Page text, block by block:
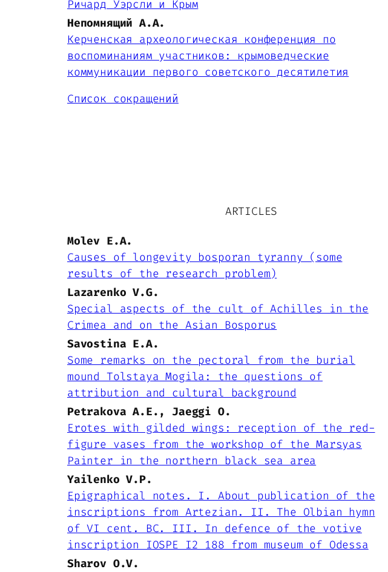
Ричард Уэрсли и Крым
Непомнящий А.А.
Керченская археологическая конференция по
воспоминаниям участников: крымоведческие
коммуникации первого советского десятилетия
Список сокращений
ARTICLES
Molev E.A.
Causes of longevity bosporan tyranny (some
results of the research problem)
Lazarenko V.G.
Special aspects of the cult of Achilles in the
Crimea and on the Asian Bosporus
Savostina E.A.
Some remarks on the pectoral from the burial
mound Tolstaya Mogila: the questions of
attribution and cultural background
Petrakova A.E., Jaeggi O.
Erotes with gilded wings: reception of the red-
figure vases from the workshop of the Marsyas
Painter in the northern black sea area
Yailenko V.P.
Epigraphical notes. I. About publication of the
inscriptions from Artezian. II. The Olbian hymn
of VI cent. BC. III. In defence of the votive
inscription IOSPE I2 188 from museum of Odessa
Sharov O.V.